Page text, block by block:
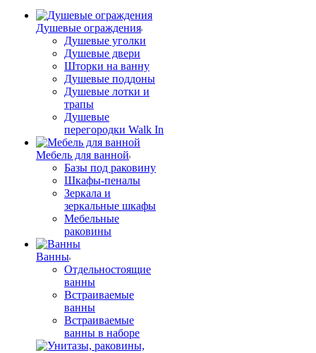
Душевые ограждения
Душевые уголки
Душевые двери
Шторки на ванну
Душевые поддоны
Душевые лотки и
трапы
Душевые
перегородки Walk In
Мебель для ванной
Базы под раковину
Шкафы-пеналы
Зеркала и
зеркальные шкафы
Мебельные
раковины
Ванны
Отдельностоящие
ванны
Встраиваемые
ванны
Встраиваемые
ванны в наборе